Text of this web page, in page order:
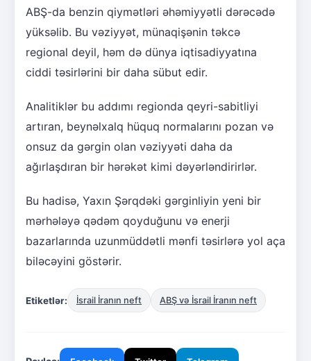
ABŞ-da benzin qiymətləri əhəmiyyətli dərəcədə
yüksəlib. Bu vəziyyət, münaqişənin təkcə
regional deyil, həm də dünya iqtisadiyyatına
ciddi təsirlərini bir daha sübut edir.
Analitiklər bu addımı regionda qeyri-sabitliyi
artıran, beynəlxalq hüquq normalarını pozan və
onsuz da gərgin olan vəziyyəti daha da
ağırlaşdıran bir hərəkət kimi dəyərləndirirlər.
Bu hadisə, Yaxın Şərqdəki gərginliyin yeni bir
mərhələyə qədəm qoyduğunu və enerji
bazarlarında uzunmüddətli mənfi təsirlərə yol aça
biləcəyini göstərir.
Etiketlər: İsrail İranın neft ABŞ və İsrail İranın neft